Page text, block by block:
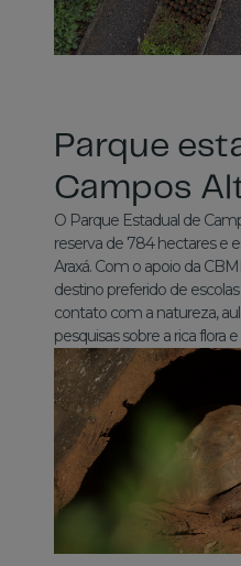
Parque
Campos
O Parque Estadual de
reserva de 784 hectares e
Araxá. Com o apoio da
destino preferido de
contato com a natureza,
pesquisas sobre a rica flora